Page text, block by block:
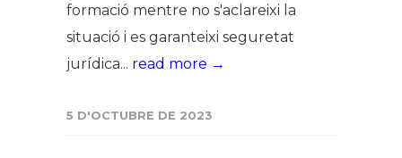
formació mentre no s'aclareixi la
situació i es garanteixi seguretat
jurídica... read more →
5 D'OCTUBRE DE 2023